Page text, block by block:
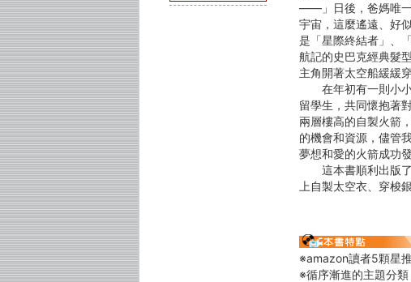
——」日後，爸媽唯一
宇宙，這麼遙遠、好
是「星際終結者」、
航記的史巴克經典髮
主角開著太空船緩緩
在年初有一則小小
留學生，共同懷抱著
兩層樓高的自製火箭
的機會和資源，儘管
夢想和愛的火箭成功
這本書順利出版了
上自製太空衣、穿梭
※amazon讀者5顆星推
※循序漸進的主題分類